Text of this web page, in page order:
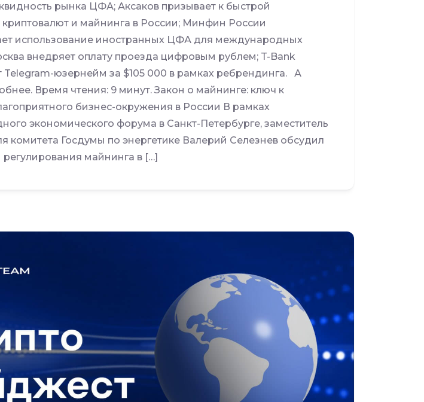
рынка ЦФА; Аксаков призывает к быстрой
криптовалют и майнинга в России; Минфин России
использование иностранных ЦФА для международных
внедряет оплату проезда цифровым рублем; T-Bank
Telegram-юзернейм за $105 000 в рамках ребрендинга. А
Время чтения: 9 минут. Закон о майнинге: ключ к
бизнес-окружения в России В рамках
экономического форума в Санкт-Петербурге, заместитель
комитета Госдумы по энергетике Валерий Селезнев обсудил
регулирования майнинга в […]